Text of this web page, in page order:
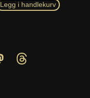
Legg i handlekurv